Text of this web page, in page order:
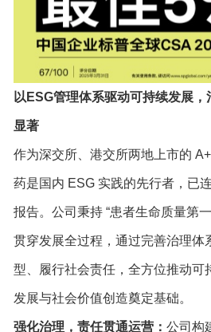
以ESG管理体系驱动可持续发展
显著
作为深交所、港交所两地上市的
药是国内 ESG 实践的先行者，已
报告。公司秉持 “患者生命质量第
贯穿发展全过程，通过完善治理体
型、履行社会责任，全方位推动可
发展与社会价值创造奠定基础。
强化治理，责任贯通运营： 公司构